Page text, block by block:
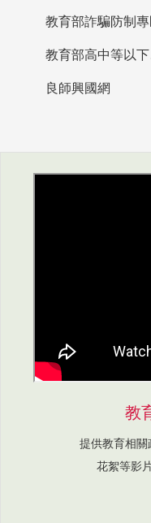
教育部詐騙防制專
良師興國網
教
提供教育相關
花絮等影